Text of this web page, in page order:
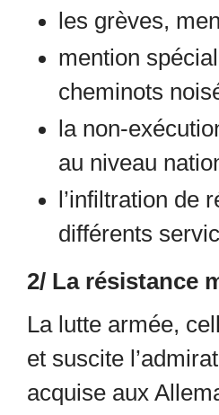
les grèves,
mention
cheminots
la non-
au niveau
l’infiltration de
différents
2/ La résistance
La lutte armée,
et suscite
acquise aux